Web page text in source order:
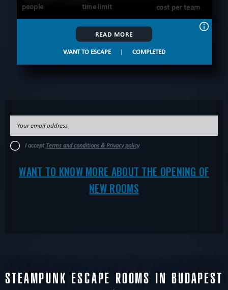
people time limit cost per team
READ MORE
WANT TO ESCAPE | COMPLETED
I accept Terms and conditions & Privacy policy
WANT TO KNOW MORE ABOUT THE OPENING OF
NEW ROOMS
STEAMPUNK ESCAPE ROOMS IN BUDAPEST